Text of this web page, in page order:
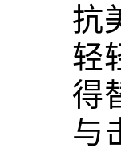
抗
轻
得
与